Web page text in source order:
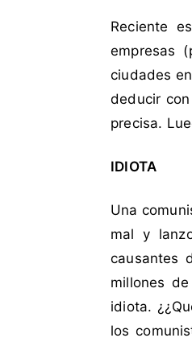
e
t
a
c
m
b
d
i
d
o
m
e
a
r
o
Reciente
empresas
ciudades
deducir
precisa.
IDIOTA
Una
mal y
causantes
millones
idiota.
los